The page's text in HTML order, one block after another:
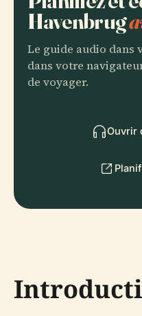
Havenbrug
Le guide audio dans
dans votre
de voyager.
Ouvrir